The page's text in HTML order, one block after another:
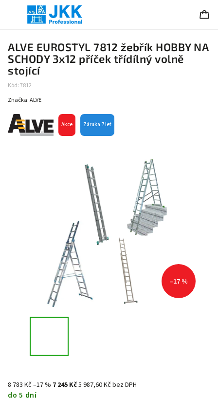
ALVE EUROSTYL 7812 žebřík HOBBY NA
SCHODY 3x12 příček třídílný volně
stojící
Kód:7812
Akce Záruka 7 let
Značka:ALVE
–17 %
8 783 Kč–17 % 7 245 Kč5 987,60 Kč bez DPH
do 5 dní